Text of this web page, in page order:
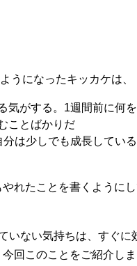
うになったキッカケは、
気がする。1週間前に何
ことばかりだ
は少しでも成長してい
れたことを書くように
いない気持ちは、すぐに
回このことをご紹介しま